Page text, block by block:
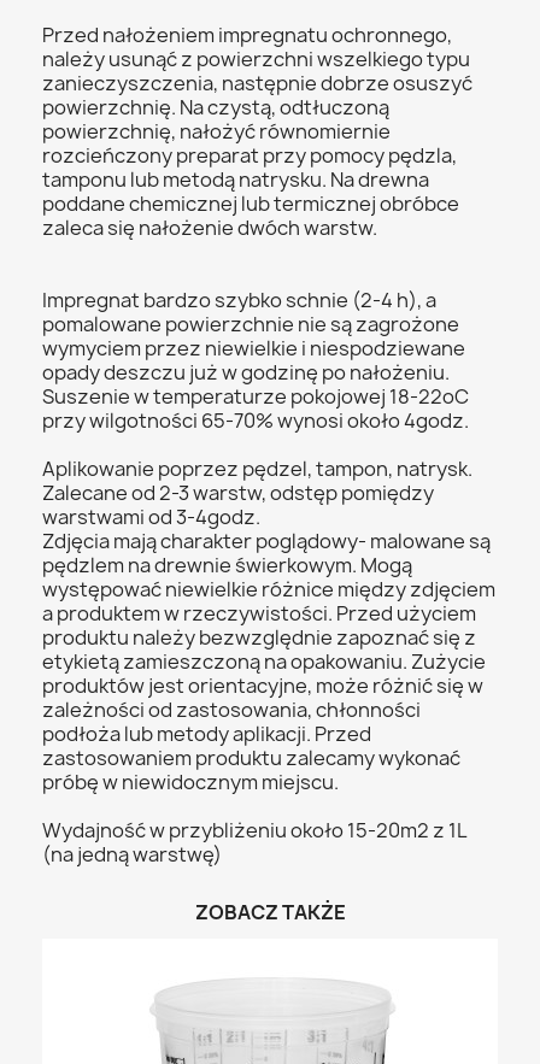
Przed nałożeniem impregnatu ochronnego,
należy usunąć z powierzchni wszelkiego typu
zanieczyszczenia, następnie dobrze osuszyć
powierzchnię. Na czystą, odtłuczoną
powierzchnię, nałożyć równomiernie
rozcieńczony preparat przy pomocy pędzla,
tamponu lub metodą natrysku. Na drewna
poddane chemicznej lub termicznej obróbce
zaleca się nałożenie dwóch warstw.
Impregnat bardzo szybko schnie (2-4 h), a
pomalowane powierzchnie nie są zagrożone
wymyciem przez niewielkie i niespodziewane
opady deszczu już w godzinę po nałożeniu.
Suszenie w temperaturze pokojowej 18-22oC
przy wilgotności 65-70% wynosi około 4godz.
Aplikowanie poprzez pędzel, tampon, natrysk.
Zalecane od 2-3 warstw, odstęp pomiędzy
warstwami od 3-4godz.
Zdjęcia mają charakter poglądowy- malowane są
pędzlem na drewnie świerkowym. Mogą
występować niewielkie różnice między zdjęciem
a produktem w rzeczywistości. Przed użyciem
produktu należy bezwzględnie zapoznać się z
etykietą zamieszczoną na opakowaniu. Zużycie
produktów jest orientacyjne, może różnić się w
zależności od zastosowania, chłonności
podłoża lub metody aplikacji. Przed
zastosowaniem produktu zalecamy wykonać
próbę w niewidocznym miejscu.
Wydajność w przybliżeniu około 15-20m2 z 1L
(na jedną warstwę)
ZOBACZ TAKŻE